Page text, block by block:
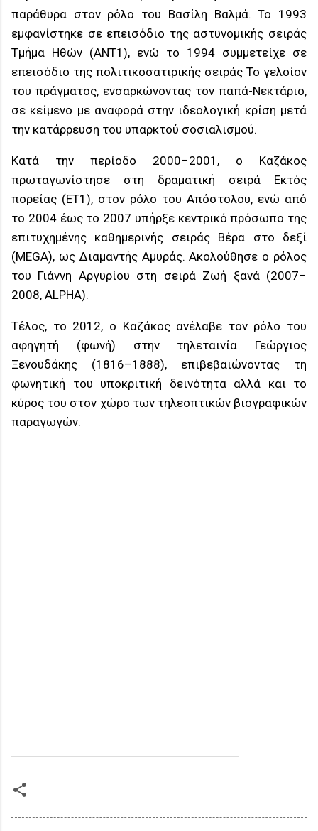
παράθυρα στον ρόλο του Βασίλη Βαλμά. Το 1993
εμφανίστηκε σε επεισόδιο της αστυνομικής σειράς
Τμήμα Ηθών (ΑΝΤ1), ενώ το 1994 συμμετείχε σε
επεισόδιο της πολιτικοσατιρικής σειράς Το γελοίον
του πράγματος, ενσαρκώνοντας τον παπά-Νεκτάριο,
σε κείμενο με αναφορά στην ιδεολογική κρίση μετά
την κατάρρευση του υπαρκτού σοσιαλισμού.
Κατά την περίοδο 2000–2001, ο Καζάκος
πρωταγωνίστησε στη δραματική σειρά Εκτός
πορείας (ΕΤ1), στον ρόλο του Απόστολου, ενώ από
το 2004 έως το 2007 υπήρξε κεντρικό πρόσωπο της
επιτυχημένης καθημερινής σειράς Βέρα στο δεξί
(MEGA), ως Διαμαντής Αμυράς. Ακολούθησε ο ρόλος
του Γιάννη Αργυρίου στη σειρά Ζωή ξανά (2007–
2008, ALPHA).
Τέλος, το 2012, ο Καζάκος ανέλαβε τον ρόλο του
αφηγητή (φωνή) στην τηλεταινία Γεώργιος
Ξενουδάκης (1816–1888), επιβεβαιώνοντας τη
φωνητική του υποκριτική δεινότητα αλλά και το
κύρος του στον χώρο των τηλεοπτικών βιογραφικών
παραγωγών.